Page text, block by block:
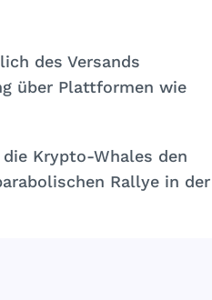
des Versands
über Plattformen wie
Krypto-Whales den
Rallye in der